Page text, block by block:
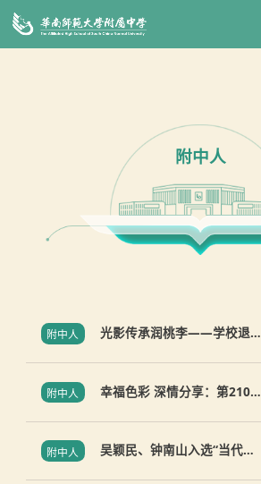
附中人
附中人
光影传承润桃李——学校退休
附中人
幸福色彩 深情分享：第210期
附中人
吴颖民、钟南山入选“当代教